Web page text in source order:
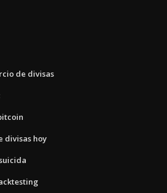
de divisas
divisas hoy